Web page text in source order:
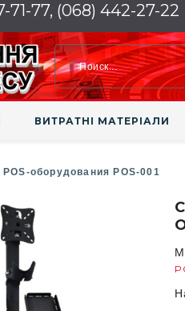
71-77, (068) 442-27-22
ВИТРАТНІ МАТЕРІАЛИ
оборудования POS-001